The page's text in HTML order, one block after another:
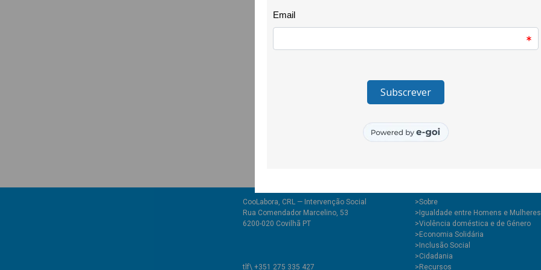
O espaço é cedido pelos
profissional e inclusivo.
CooLabora, CRL — Intervenção Social
Rua Comendador Marcelino, 53
6200-020 Covilhã PT
tlf\ +351 275 335 427
>Sobre
>Igualdade entre Homens e Mulheres
>Violência doméstica e de Género
>Economia Solidária
>Inclusão Social
>Cidadania
>Recursos